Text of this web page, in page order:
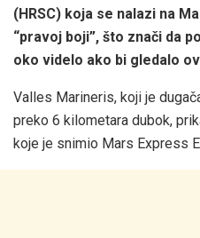
(HRSC) koja se nalazi na
“pravoj boji”, što znači da
oko videlo ako bi gledalo
Valles Marineris, koji je
preko 6 kilometara dubok,
koje je snimio Mars Express